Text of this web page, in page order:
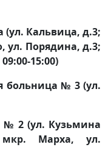
(ул. Кальвица, д.3;
ул. Порядина, д.3;
15:00)
больница № 3 (ул.
№ 2 (ул. Кузьмина
мкр. Марха, ул.